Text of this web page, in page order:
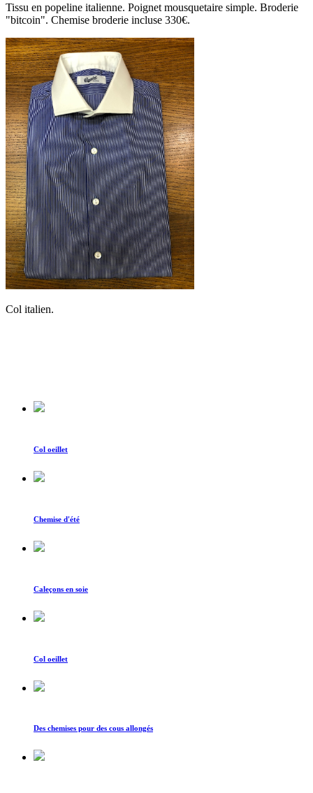
Tissu en popeline italienne. Poignet mousquetaire simple. Broderie
"bitcoin". Chemise broderie incluse 330€.
Col italien.
Col oeillet
Chemise d'été
Caleçons en soie
Col oeillet
Des chemises pour des cous allongés